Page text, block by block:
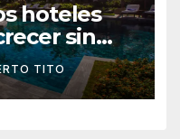
hoteles
sin
TITO